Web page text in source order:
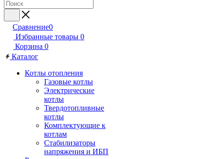
Сравнение0
Избранные товары 0
Корзина 0
Каталог
Котлы отопления
Газовые котлы
Электрические
котлы
Твердотопливные
котлы
Комплектующие к
котлам
Стабилизаторы
напряжения и ИБП